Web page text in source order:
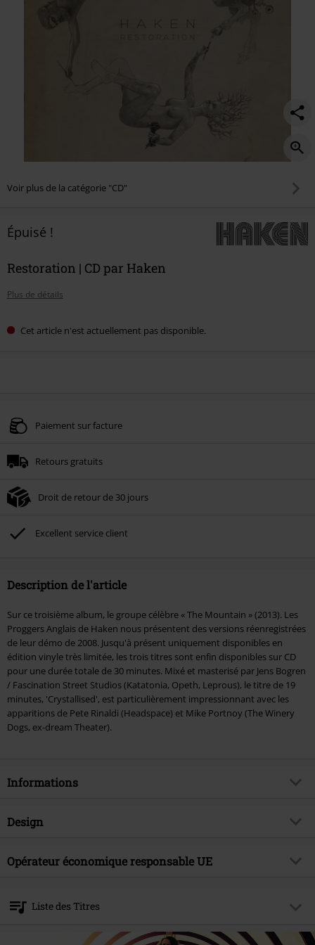
Voir plus de la catégorie "CD"
Épuisé !
Restoration | CD par Haken
Plus de détails
Cet article n'est actuellement pas disponible.
Paiement sur facture
Retours gratuits
Droit de retour de 30 jours
Excellent service client
Description de l'article
Sur ce troisième album, le groupe célèbre « The Mountain » (2013). Les
Proggers Anglais de Haken nous présentent des versions réenregistrées
de leur démo de 2008. Jusqu'à présent uniquement disponibles en
édition vinyle très limitée, les trois titres sont enfin disponibles sur CD
pour une durée totale de 30 minutes. Mixé et masterisé par Jens Bogren
/ Fascination Street Studios (Katatonia, Opeth, Leprous), le titre de 19
minutes, 'Crystallised', est particulièrement impressionnant avec les
apparitions de Pete Rinaldi (Headspace) et Mike Portnoy (The Winery
Dogs, ex-dream Theater).
Informations
Article n°.
Genre (musique)
Progressive Metal
Thématiques
Design
Catégorie de produit
Opérateur économique responsable UE
Balanstraße 73 // Haus 31
81541 München
Liste des Titres